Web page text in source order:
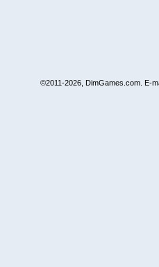
©2011-2026, DimGames.com. E-